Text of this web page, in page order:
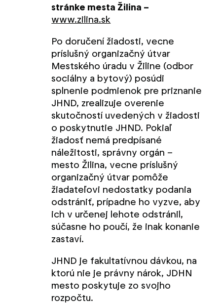
stránke mesta Žilina –
www.zilina.sk
Po doručení žiadosti, vecne
príslušný organizačný útvar
Mestského úradu v Žiline (odbor
sociálny a bytový) posúdi
splnenie podmienok pre priznanie
JHND, zrealizuje overenie
skutočností uvedených v žiadosti
o poskytnutie JHND. Pokiaľ
žiadosť nemá predpísané
náležitosti, správny orgán –
mesto Žilina, vecne príslušný
organizačný útvar pomôže
žiadateľovi nedostatky podania
odstrániť, prípadne ho vyzve, aby
ich v určenej lehote odstránil,
súčasne ho poučí, že inak konanie
zastaví.
JHND je fakultatívnou dávkou, na
ktorú nie je právny nárok, JDHN
mesto poskytuje zo svojho
rozpočtu.